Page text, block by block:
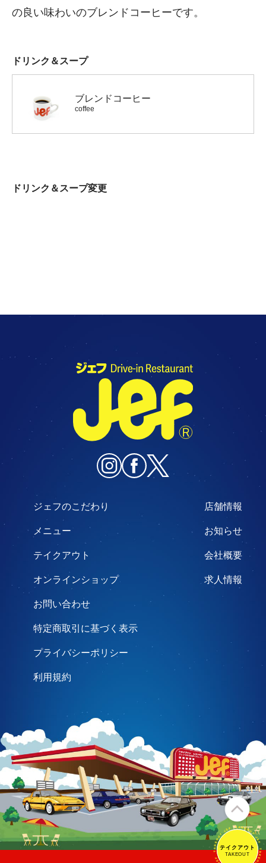
の良い味わいのブレンドコーヒーです。
ドリンク＆スープ
ブレンドコーヒー
coffee
ドリンク＆スープ変更
テイクアウト
TAKEOUT
テイクアウト
TAKEOUT
ジェフのこだわり
メニュー
テイクアウト
オンラインショップ
店舗情報
お知らせ
会社概要
求人情報
お問い合わせ
特定商取引に基づく表示
プライバシーポリシー
利用規約